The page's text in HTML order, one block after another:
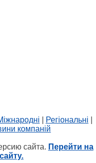
Регіональні
компаній
сайта. Перейти на